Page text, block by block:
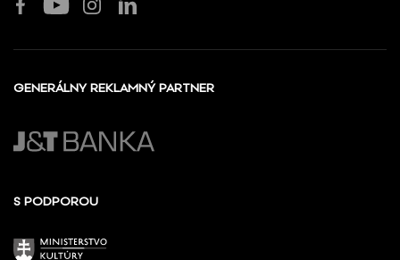
GENERÁLNY REKLAMNÝ PARTNER
S PODPOROU